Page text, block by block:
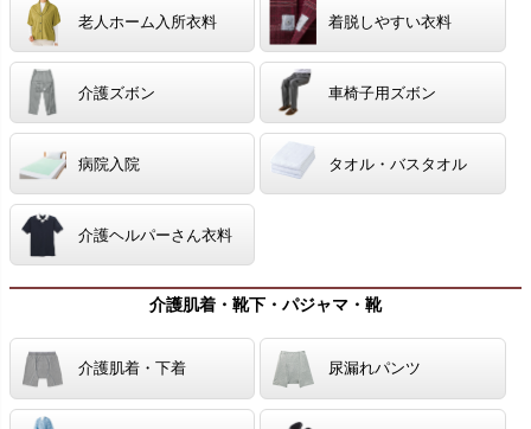
老人ホーム入所衣料 着脱しやすい衣料
介護ズボン 車椅子用ズボン
病院入院 タオル・バスタオル
介護ヘルパーさん衣料
介護肌着・靴下・パジャマ・靴
介護肌着・下着 尿漏れパンツ